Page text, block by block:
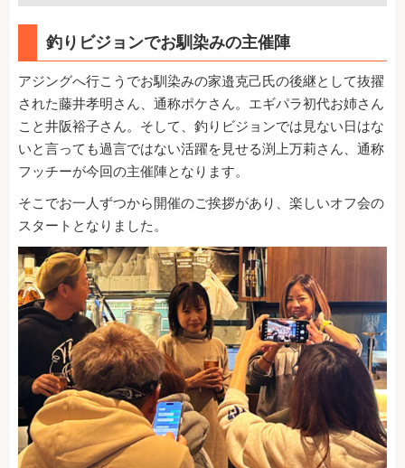
釣りビジョンでお馴染みの主催陣
アジングへ行こうでお馴染みの家邉克己氏の後継として抜擢
された藤井孝明さん、通称ポケさん。エギパラ初代お姉さん
こと井阪裕子さん。そして、釣りビジョンでは見ない日はな
いと言っても過言ではない活躍を見せる渕上万莉さん、通称
フッチーが今回の主催陣となります。
そこでお一人ずつから開催のご挨拶があり、楽しいオフ会の
スタートとなりました。